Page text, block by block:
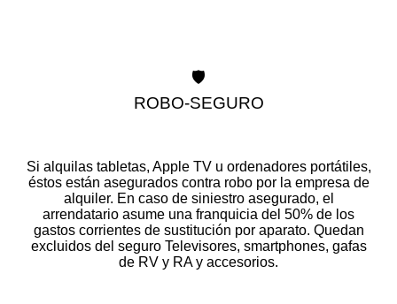
🛡️
ROBO-SEGURO
Si alquilas tabletas, Apple TV u ordenadores portátiles,
éstos están asegurados contra robo por la empresa de
alquiler. En caso de siniestro asegurado, el
arrendatario asume una franquicia del 50% de los
gastos corrientes de sustitución por aparato. Quedan
excluidos del seguro Televisores, smartphones, gafas
de RV y RA y accesorios.